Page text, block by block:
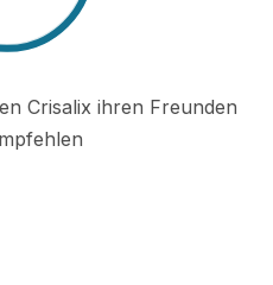
Crisalix ihren Freunden